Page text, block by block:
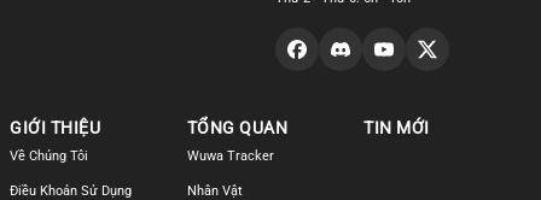
GIỚI THIỆU
Về Chúng Tôi
Điều Khoản Sử Dụng
TỔNG QUAN
Wuwa Tracker
Nhân Vật
TIN MỚI